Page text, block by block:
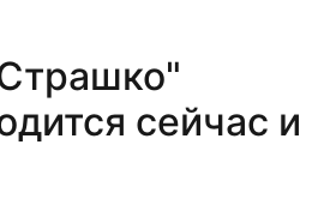
сейчас и